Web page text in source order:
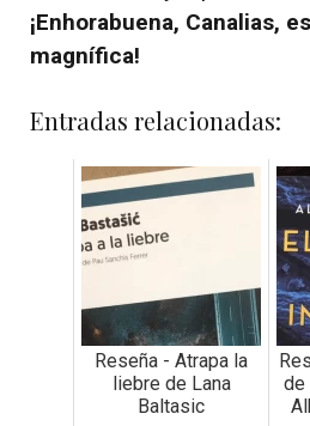
¡Enhorabuena, Canalias,
magnífica!
Entradas relacionadas:
Reseña - Atrapa la
liebre de Lana
Baltasic
de